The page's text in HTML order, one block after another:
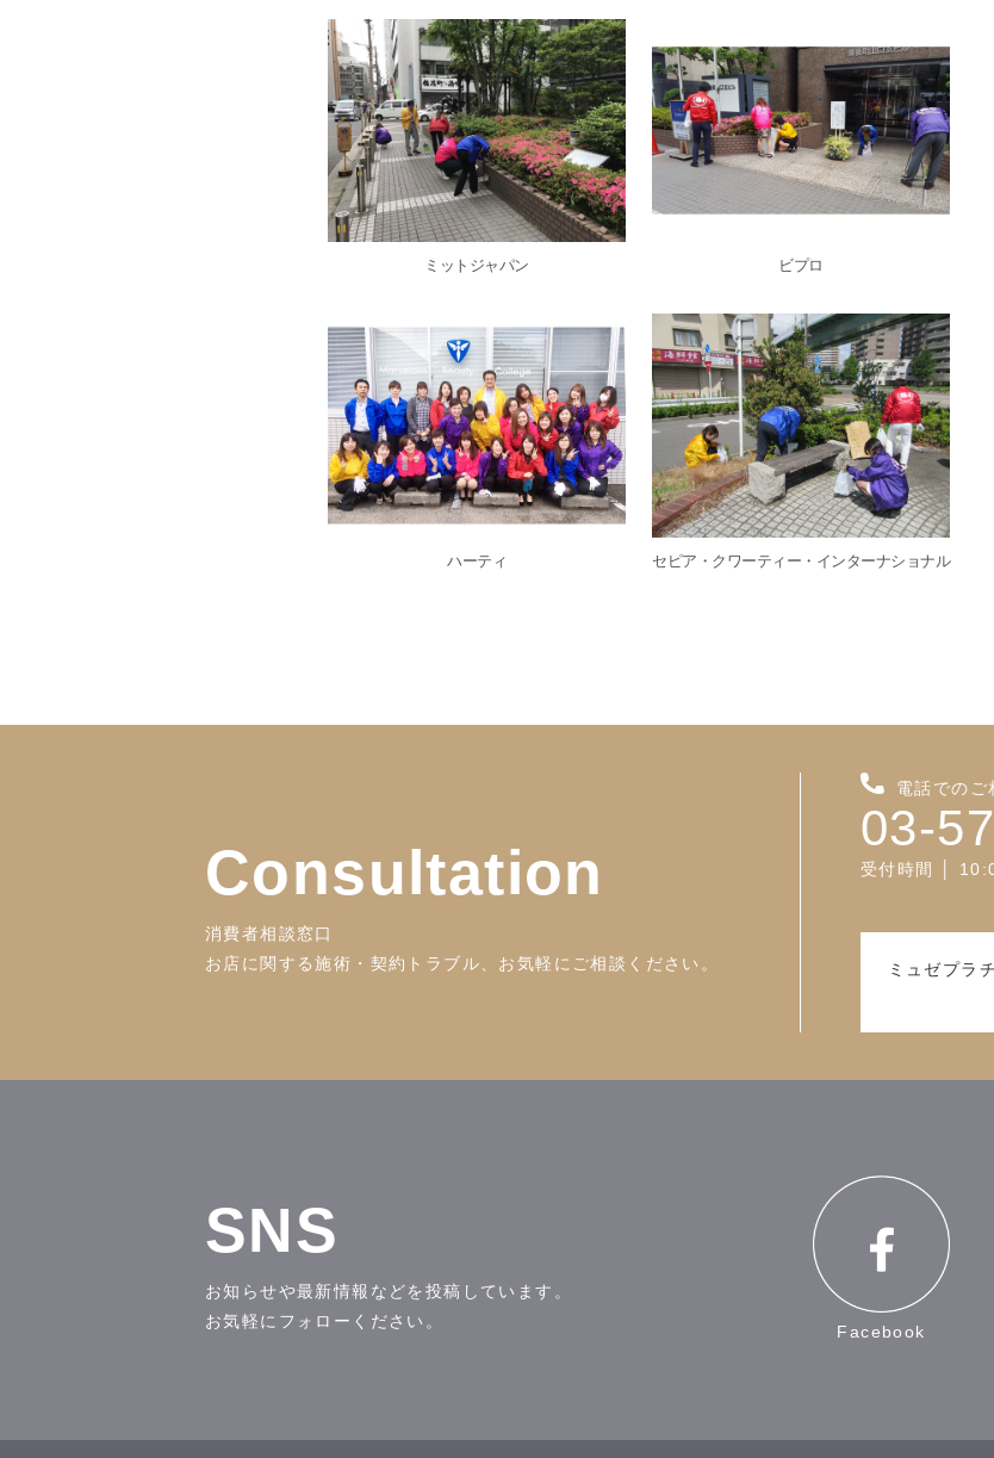
ミットジャパン ビプロ
ハーティ セピア・クワーティー・インターナショナル
Consultation
消費者相談窓口
お店に関する施術・契約トラブル、お気軽にご相談ください。
電話でのご
03-
受付時間 │
ミュゼプラ
SNS
お知らせや最新情報などを投稿しています。
お気軽にフォローください。
Facebook